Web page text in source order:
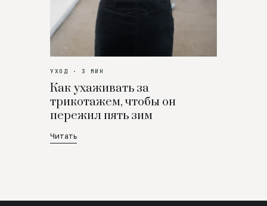
УХОД · 3 МИН
Как ухаживать за
трикотажем, чтобы он
пережил пять зим
Читать